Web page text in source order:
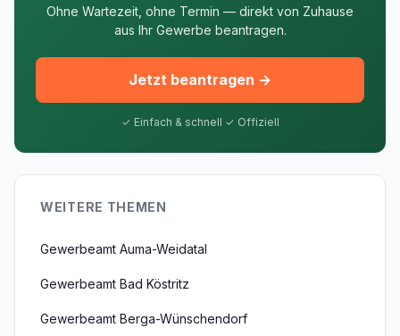
Ohne Wartezeit, ohne Termin — direkt von Zuhause
aus Ihr Gewerbe beantragen.
Jetzt beantragen →
✓ Einfach & schnell ✓ Offiziell
WEITERE THEMEN
Gewerbeamt Auma-Weidatal
Gewerbeamt Bad Köstritz
Gewerbeamt Berga-Wünschendorf